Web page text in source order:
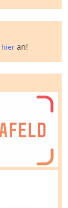
hier an!